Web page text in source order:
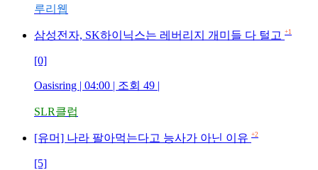
루리웹
삼성전자, SK하이닉스는 레버리지 개미들 다 털고 +1
[0]
Oasisring | 04:00 | 조회 49 |
SLR클럽
[유머] 나라 팔아먹는다고 능사가 아닌 이유 +2
[5]